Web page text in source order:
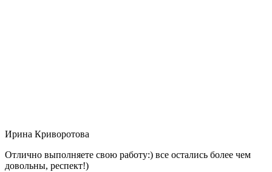
Ирина Криворотова
Отлично выполняете свою работу:) все остались более чем
довольны, респект!)